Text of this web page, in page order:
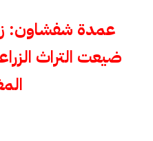
عمدة شفشاون:
ضيعت التراث